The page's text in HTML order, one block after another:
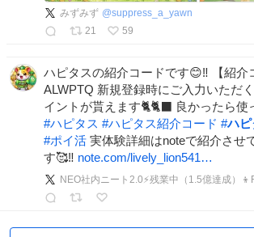
みずみず @suppress_a_yawn
21
59
ハピタスの紹介コードです😊‼️ 【紹
ALWPTQ 新規登録時にご入力いただ
イントが貰えます🐈🐈‍⬛ 良かったら
#ハピタス #ハピタス紹介コード #ハピ
#ポイ活 実体験詳細はnoteで紹介させ
す🥰‼️ note.com/lively_lion541…